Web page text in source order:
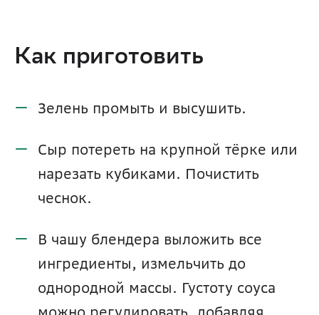
Как приготовить
Зелень промыть и высушить.
Сыр потереть на крупной тёрке или
нарезать кубиками. Почистить
чеснок.
В чашу блендера выложить все
ингредиенты, измельчить до
однородной массы. Густоту соуса